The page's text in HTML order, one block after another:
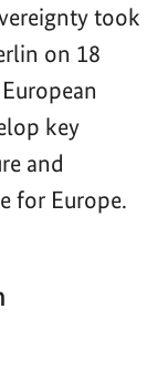
took
on 18
key
and
for Europe.
00:00